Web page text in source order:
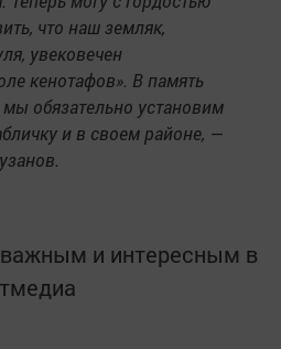
что наш земляк,
увековечен
кенотафов». В память
обязательно установим
и в своем районе, —
и интересным в